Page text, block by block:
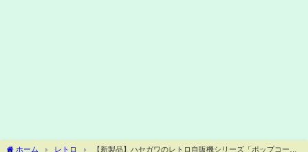
ホーム レトロ
【新製品】ハセガワのレトロ自販機シリーズ「ポップコー